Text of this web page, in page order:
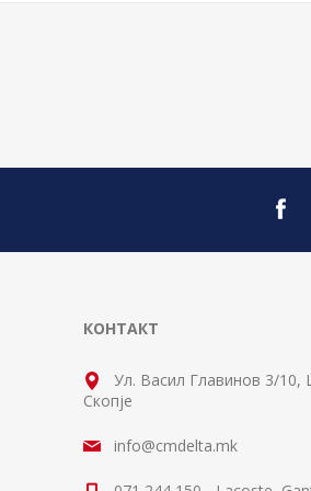
КОНТАКТ
Ул. Васил Главинов 3/10,
Скопје
info@cmdelta.mk